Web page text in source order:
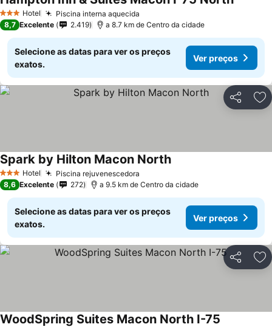
3 EstrelasHotel Piscina interna aquecida
8,7 Excelente 2.419 a 8.7 km de Centro da cidade
Selecione as datas para ver os preços
exatos.
Ver preços
Partilhar
3 EstrelasHotel Piscina rejuvenescedora
Spark by Hilton Macon North
8,6 Excelente 272 a 9.5 km de Centro da cidade
Selecione as datas para ver os preços
exatos.
Ver preços
Partilhar
WoodSpring Suites Macon North I-75